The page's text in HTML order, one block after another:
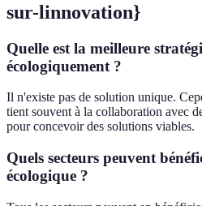
sur-linnovation}
Quelle est la meilleure
écologiquement ?
Il n'existe pas de solution unique.
tient souvent à la collaboration avec
pour concevoir des solutions viables.
Quels secteurs peuvent
écologique ?